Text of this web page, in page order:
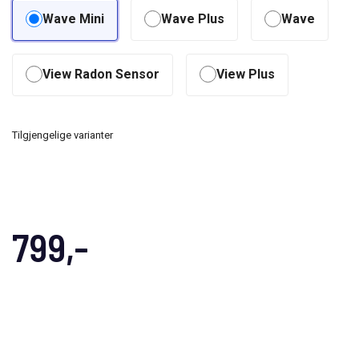
799,-
Wave Mini Wave Plus Wave
View Radon Sensor View Plus
Tilgjengelige varianter